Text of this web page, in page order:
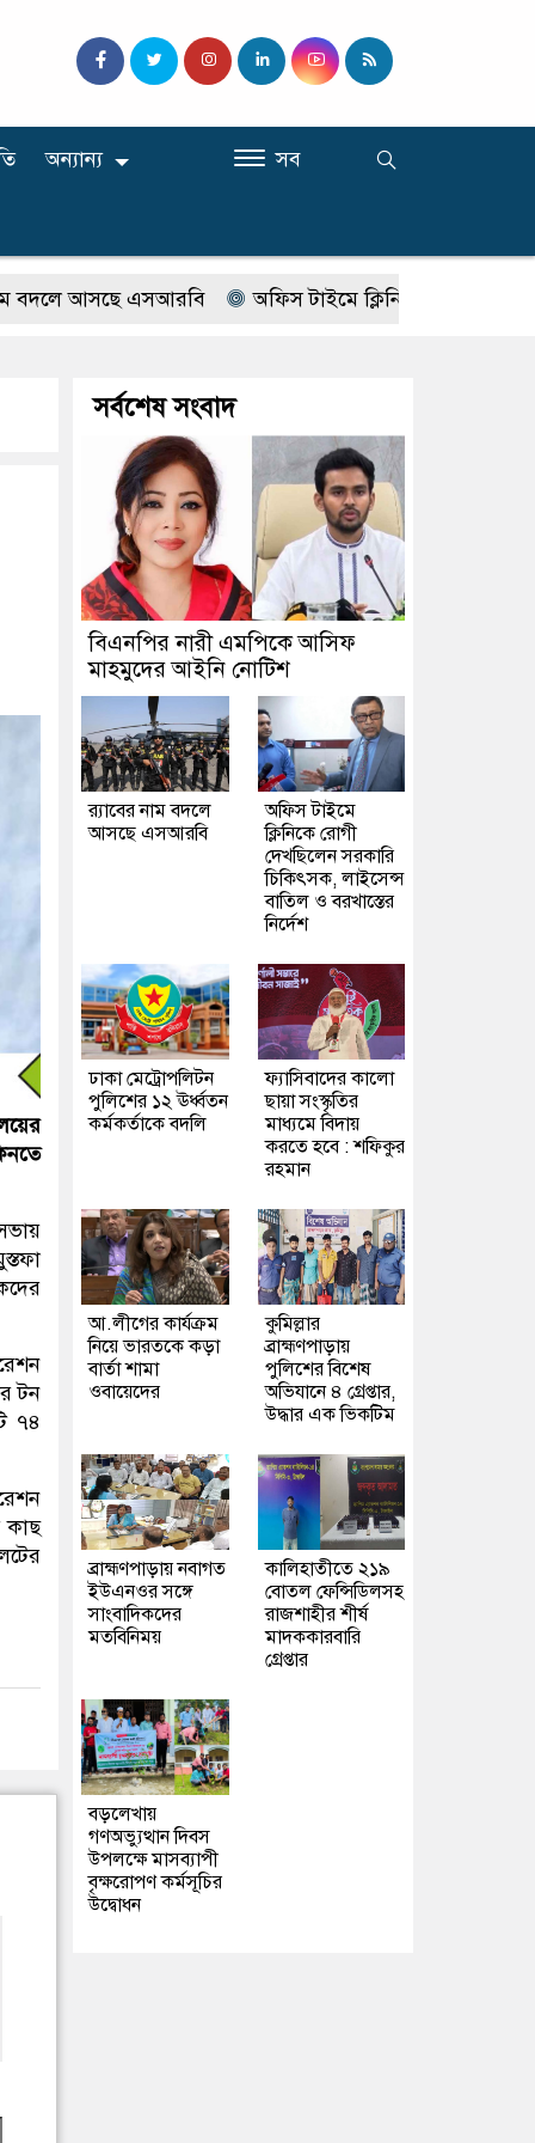
অন্যান্য সব
আসছে এসআরবি অফিস টাইমে ক্লিনিকে রোগী দেখছিলেন
টন
৭৪
কাছ
সর্বশেষ সংবাদ
বিএনপির নারী এমপিকে আসিফ
মাহমুদের আইনি নোটিশ
র‍্যাবের নাম বদলে
আসছে এসআরবি
অফিস টাইমে
ক্লিনিকে রোগী
দেখছিলেন সরকারি
চিকিৎসক, লাইসেন্স
বাতিল ও বরখাস্তের
নির্দেশ
ঢাকা মেট্রোপলিটন
পুলিশের ১২ ঊর্ধ্বতন
কর্মকর্তাকে বদলি
ফ্যাসিবাদের কালো
ছায়া সংস্কৃতির
মাধ্যমে বিদায়
করতে হবে : শফিকুর
রহমান
আ.লীগের কার্যক্রম
নিয়ে ভারতকে কড়া
বার্তা শামা
ওবায়েদের
কুমিল্লার
ব্রাহ্মণপাড়ায়
পুলিশের বিশেষ
অভিযানে ৪ গ্রেপ্তার,
উদ্ধার এক ভিকটিম
ব্রাহ্মণপাড়ায় নবাগত
ইউএনওর সঙ্গে
সাংবাদিকদের
মতবিনিময়
কালিহাতীতে ২১৯
বোতল ফেন্সিডিলসহ
রাজশাহীর শীর্ষ
মাদককারবারি
গ্রেপ্তার
বড়লেখায়
গণঅভ্যুত্থান দিবস
উপলক্ষে মাসব্যাপী
বৃক্ষরোপণ কর্মসূচির
উদ্বোধন